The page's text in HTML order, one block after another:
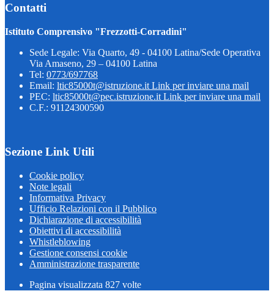
Contatti
Istituto Comprensivo "Frezzotti-Corradini"
Sede Legale: Via Quarto, 49 - 04100 Latina/Sede Operativa
Via Amaseno, 29 – 04100 Latina
Tel: 0773/697768
Email: ltic85000t@istruzione.it Link per inviare una mail
PEC: ltic85000t@pec.istruzione.it Link per inviare una mail
C.F.: 91124300590
Sezione Link Utili
Cookie policy
Note legali
Informativa Privacy
Ufficio Relazioni con il Pubblico
Dichiarazione di accessibilità
Obiettivi di accessibilità
Whistleblowing
Gestione consensi cookie
Amministrazione trasparente
Pagina visualizzata 827 volte